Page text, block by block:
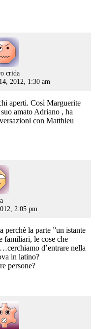
cridasays:
2012, 1:30 am
aperti. Così Marguerite
amato Adriano , ha
con Matthieu
says:
2:05 pm
perchè la parte ”un istante
familiari, le cose che
d’entrare nella
in latino?
persone?